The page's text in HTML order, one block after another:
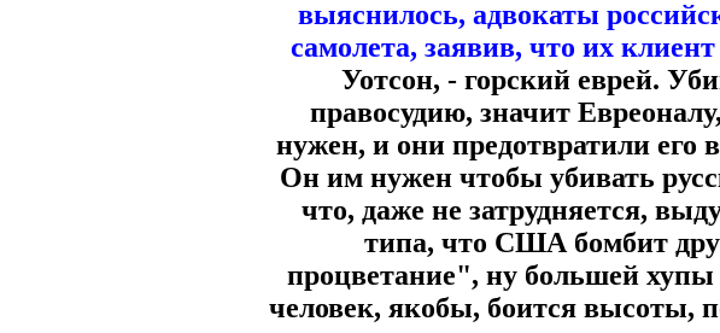
выяснилось, адвокаты
самолета, заявив, что их
Уотсон, - горский еврей.
правосудию, значит
нужен, и они предотвратили
Он им нужен чтобы убивать
что, даже не затрудняется,
типа, что США бомбит
процветание", ну большей
человек, якобы, боится высоты,